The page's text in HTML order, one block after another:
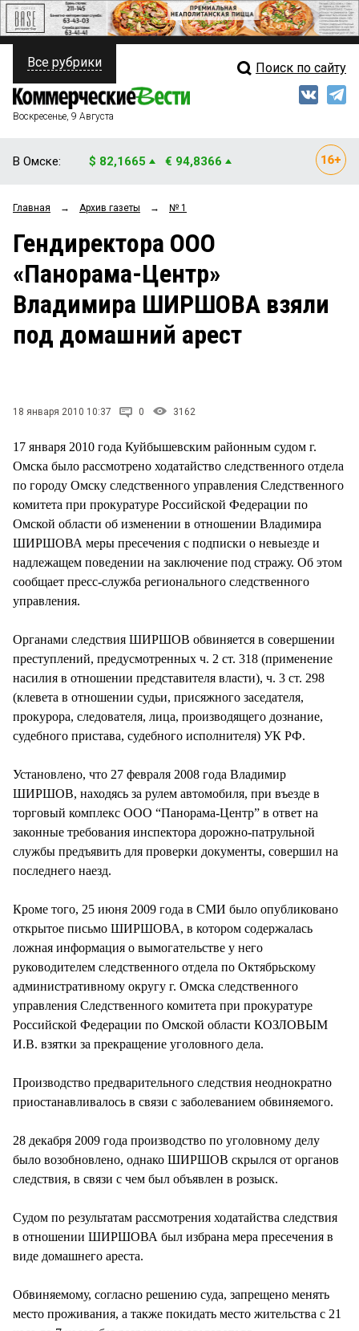
ПОЛИТИКА
ФИНАНСЫ
ОБЩЕСТВО
ЗАКОН
НОВОСТИ КОМПАНИЙ
Свежий выпуск
Рейтинги
Блоги
Архив
Все рубрики Поиск по сайту
Воскресенье, 9 Августа
В Омске: $ 82,1665 € 94,8366
Главная → Архив газеты → № 1
Гендиректора ООО
«Панорама-Центр»
Владимира ШИРШОВА взяли
под домашний арест
18 января 2010 10:37 0 3162
17 января 2010 года Куйбышевским районным судом г.
Омска было рассмотрено ходатайство следственного отдела
по городу Омску следственного управления Следственного
комитета при прокуратуре Российской Федерации по
Омской области об изменении в отношении Владимира
ШИРШОВА меры пресечения с подписки о невыезде и
надлежащем поведении на заключение под стражу. Об этом
сообщает пресс-служба регионального следственного
управления.
Органами следствия ШИРШОВ обвиняется в совершении
преступлений, предусмотренных ч. 2 ст. 318 (применение
насилия в отношении представителя власти), ч. 3 ст. 298
(клевета в отношении судьи, присяжного заседателя,
прокурора, следователя, лица, производящего дознание,
судебного пристава, судебного исполнителя) УК РФ.
Установлено, что 27 февраля 2008 года Владимир
ШИРШОВ, находясь за рулем автомобиля, при въезде в
торговый комплекс ООО “Панорама-Центр” в ответ на
законные требования инспектора дорожно-патрульной
службы предъявить для проверки документы, совершил на
последнего наезд.
Кроме того, 25 июня 2009 года в СМИ было опубликовано
открытое письмо ШИРШОВА, в котором содержалась
ложная информация о вымогательстве у него
руководителем следственного отдела по Октябрьскому
административному округу г. Омска следственного
управления Следственного комитета при прокуратуре
Российской Федерации по Омской области КОЗЛОВЫМ
И.В. взятки за прекращение уголовного дела.
Производство предварительного следствия неоднократно
приостанавливалось в связи с заболеванием обвиняемого.
28 декабря 2009 года производство по уголовному делу
было возобновлено, однако ШИРШОВ скрылся от органов
следствия, в связи с чем был объявлен в розыск.
Судом по результатам рассмотрения ходатайства следствия
в отношении ШИРШОВА был избрана мера пресечения в
виде домашнего ареста.
Обвиняемому, согласно решению суда, запрещено менять
место проживания, а также покидать место жительства с 21